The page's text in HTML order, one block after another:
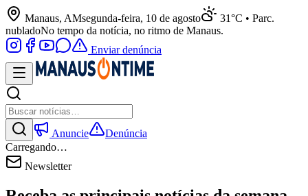
Manaus, AMsegunda-feira, 10 de agosto
31°C • Parc.
nubladoNo tempo da notícia, no ritmo de Manaus.
Enviar denúncia
Anuncie
Denúncia
Carregando…
Newsletter